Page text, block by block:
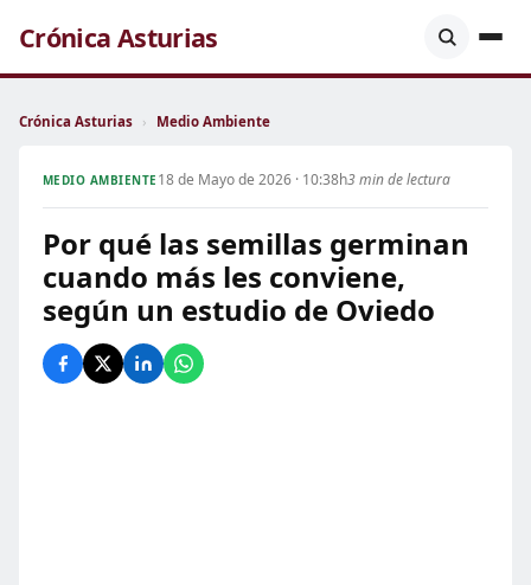
Crónica Asturias
Crónica Asturias › Medio Ambiente
MEDIO AMBIENTE 18 de Mayo de 2026 · 10:38h3 min de lectura
Por qué las semillas germinan
cuando más les conviene,
según un estudio de Oviedo